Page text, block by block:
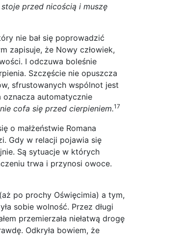
przed nicością i muszę
nie bał się poprowadzić
zapisuje, że Nowy człowiek,
I odczuwa boleśnie
Szczęście nie opuszcza
sfrustowanych wspólnot jest
oznacza automatycznie
cofa się przed cierpieniem.17
o małżeństwie Romana
Gdy w relacji pojawia się
Są sytuacje w których
trwa i przynosi owoce.
po prochy Oświęcimia) a tym,
sobie wolność. Przez długi
przemierzała niełatwą drogę
Odkryła bowiem, że